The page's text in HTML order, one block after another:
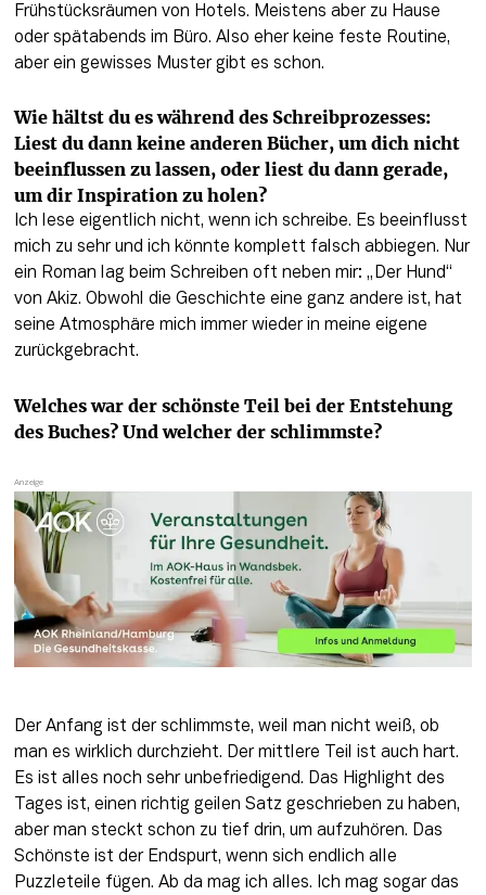
Frühstücksräumen von Hotels. Meistens aber zu Hause
oder spätabends im Büro. Also eher keine feste Routine,
aber ein gewisses Muster gibt es schon.
Wie hältst du es während des Schreibprozesses:
Liest du dann keine anderen Bücher, um dich nicht
beeinflussen zu lassen, oder liest du dann gerade,
um dir Inspiration zu holen?
Ich lese eigentlich nicht, wenn ich schreibe. Es beeinflusst
mich zu sehr und ich könnte komplett falsch abbiegen. Nur
ein Roman lag beim Schreiben oft neben mir: „Der Hund“
von Akiz. Obwohl die Geschichte eine ganz andere ist, hat
seine Atmosphäre mich immer wieder in meine eigene
zurückgebracht.
Welches war der schönste Teil bei der Entstehung
des Buches? Und welcher der schlimmste?
Der Anfang ist der schlimmste, weil man nicht weiß, ob
man es wirklich durchzieht. Der mittlere Teil ist auch hart.
Es ist alles noch sehr unbefriedigend. Das Highlight des
Tages ist, einen richtig geilen Satz geschrieben zu haben,
aber man steckt schon zu tief drin, um aufzuhören. Das
Schönste ist der Endspurt, wenn sich endlich alle
Puzzleteile fügen. Ab da mag ich alles. Ich mag sogar das